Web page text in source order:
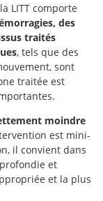
LITT comporte
des
traités
, tels que des
sont
traitée est
moindre
est mini-
il convient dans
et
et la plus